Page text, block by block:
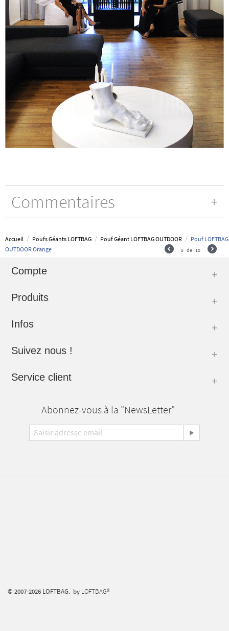
Commentaires
Accueil / Poufs Géants LOFTBAG / Pouf Géant LOFTBAG OUTDOOR / Pouf LOFTBAG
OUTDOOR Orange
5 de 10
Compte
Produits
Infos
Suivez nous !
Service client
Abonnez-vous à la "NewsLetter"
© 2007-2026 LOFTBAG. by LOFTBAG®